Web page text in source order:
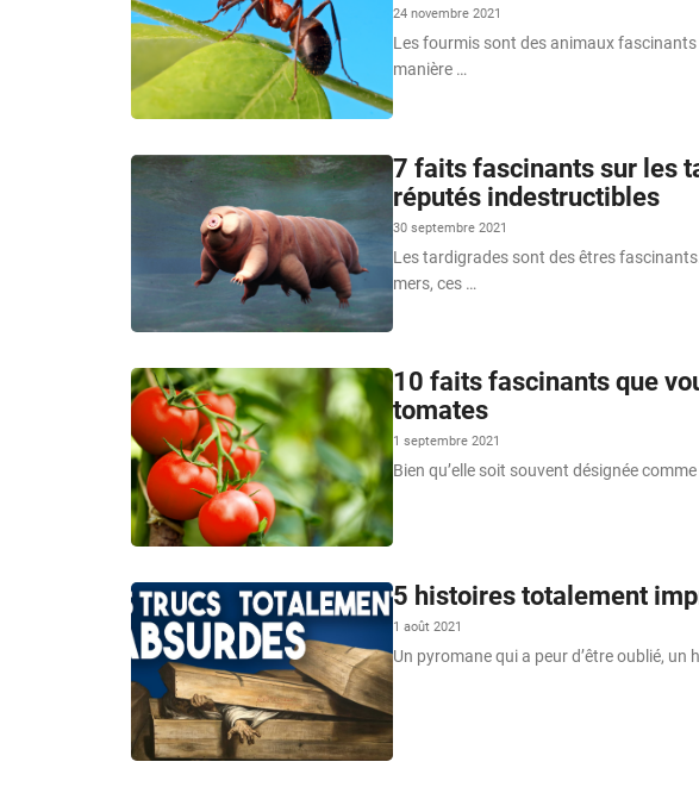
24 novembre 2021
Les fourmis sont des animaux fascinants
manière …
7 faits fascinants sur les
réputés indestructibles
30 septembre 2021
Les tardigrades sont des êtres
mers, ces …
10 faits fascinants que
tomates
1 septembre 2021
Bien qu’elle soit souvent désignée
5 histoires totalement
1 août 2021
Un pyromane qui a peur d’être oublié, un